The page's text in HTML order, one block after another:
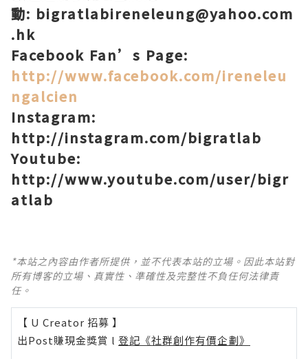
動: bigratlabireneleung@yahoo.com
.hk
Facebook Fan’s Page:
http://www.facebook.com/ireneleu
ngalcien
Instagram:
http://instagram.com/bigratlab
Youtube:
http://www.youtube.com/user/bigr
atlab
*本站之內容由作者所提供，並不代表本站的立場。因此本站對
所有博客的立場、真實性、準確性及完整性不負任何法律責
任。
【 U Creator 招募 】
出Post賺現金獎賞 l 登記《社群創作有價企劃》